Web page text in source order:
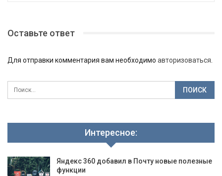
Оставьте ответ
Для отправки комментария вам необходимо авторизоваться
Интересное:
Яндекс 360 добавил в Почту новые полезные
функции